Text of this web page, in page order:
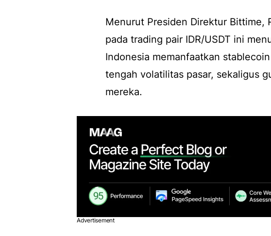
Menurut Presiden Direktur Bittime,
pada trading pair IDR/USDT ini
Indonesia memanfaatkan stablecoin
tengah volatilitas pasar, sekaligus
mereka.
Advertisement